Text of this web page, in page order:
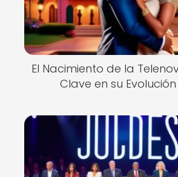
El Nacimiento de la
Clave en su Evolución